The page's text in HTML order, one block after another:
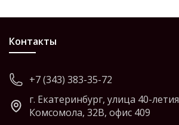
Контакты
+7 (343) 383-35-72
г. Екатеринбург, улица 40-летия
Комсомола, 32В, офис 409